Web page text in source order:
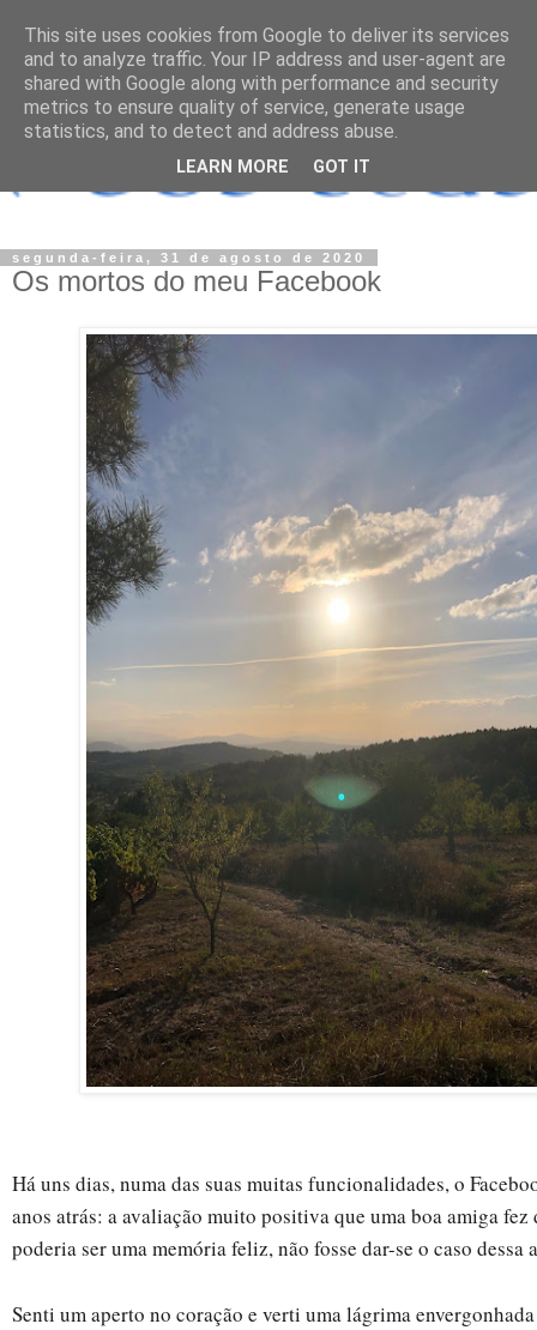
segunda-feira, 31 de agosto de 2020
Os mortos do meu Facebook
Há uns dias, numa das suas muitas funcionalidades, o
anos atrás: a avaliação muito positiva que uma boa amiga
poderia ser uma memória feliz, não fosse dar-se o caso
Senti um aperto no coração e verti uma lágrima
This site uses cookies from Google to deliver its services
and to analyze traffic. Your IP address and user-agent are
shared with Google along with performance and security
metrics to ensure quality of service, generate usage
statistics, and to detect and address abuse.
LEARN MORE GOT IT